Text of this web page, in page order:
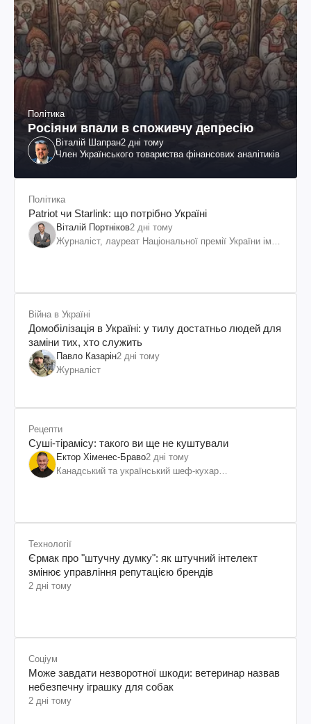
Політика
Росіяни впали в споживчу депресію
Віталій Шапран2 дні тому
Член Українського товариства фінансових аналітиків
Політика
Patriot чи Starlink: що потрібно Україні
Віталій Портніков2 дні тому
Журналіст, лауреат Національної премії України ім.
Війна в Україні
Домобілізація в Україні: у тилу достатньо людей для
заміни тих, хто служить
Павло Казарін2 дні тому
Журналіст
Рецепти
Суші-тірамісу: такого ви ще не куштували
Ектор Хіменес-Браво2 дні тому
Канадський та український шеф-кухар
Технології
Єрмак про "штучну думку": як штучний інтелект
змінює управління репутацією брендів
2 дні тому
Соціум
Може завдати незворотної шкоди: ветеринар назвав
небезпечну іграшку для собак
2 дні тому